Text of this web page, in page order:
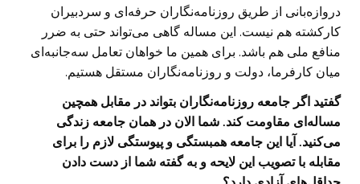
دروازه‌بانی از طریق روزنامه‌نگاران حرفه‌ای و سردبیران
کارکشته هم نیست. این مساله گاهی می‌تواند حتی به ضرر
منافع ملی هم باشد. برای همین ما خواهان تعامل سه‌جانبه‌ای
میان کارفرما، دولت و روزنامه‌نگاران مستقل هستیم.
گفتید اگر جامعه روزنامه‌نگاران بتواند در مقابل همچین
مساله‌ای مقاومت کند. شما الان در همان جامعه زندگی
می‌کنید. آیا این جامعه همبستگی و پیوستگی لازم را برای
مقابله با تصویب این لایحه و به گفته شما از دست دادن